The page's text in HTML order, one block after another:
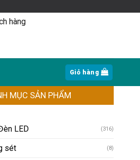
hàng
Giỏ hàng
MỤC SẢN PHẨM
LED (316)
sét (8)